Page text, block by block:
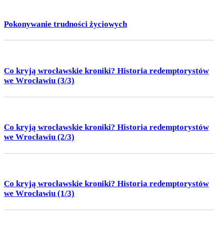
Pokonywanie trudności życiowych
Co kryją wrocławskie kroniki? Historia redemptorystów
we Wrocławiu (3/3)
Co kryją wrocławskie kroniki? Historia redemptorystów
we Wrocławiu (2/3)
Co kryją wrocławskie kroniki? Historia redemptorystów
we Wrocławiu (1/3)